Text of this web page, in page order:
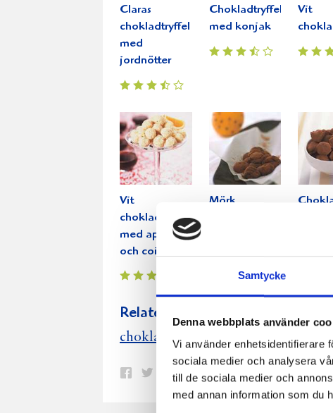
Samtycke
Denna webbplats använder
Vi använder enhetsidentifierare
sociala medier och analysera
till de sociala medier och
med annan information som du
Claras
chokladtryffel
med
jordnötter
Chokladtryffel
med konjak
Vit
Vit
chokladtryffel
med apelsin
och cointreau
Mörk
Relaterade recept:
chokladtryffel choklad tryffel
Dela DelaDela
på
Dela
via
Skriv
ut